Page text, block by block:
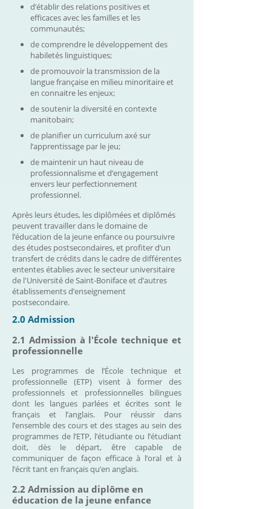
d’établir des relations positives et
efficaces avec les familles et les
communautés;
de comprendre le développement des
habiletés linguistiques;
de promouvoir la transmission de la
langue française en milieu minoritaire et
en connaitre les enjeux;
de soutenir la diversité en contexte
manitobain;
de planifier un curriculum axé sur
l’apprentissage par le jeu;
de maintenir un haut niveau de
professionnalisme et d’engagement
envers leur perfectionnement
professionnel.
Après leurs études, les diplômées et diplômés
peuvent travailler dans le domaine de
l’éducation de la jeune enfance ou poursuivre
des études postsecondaires, et profiter d’un
transfert de crédits dans le cadre de différentes
ententes établies avec le secteur universitaire
de l'Université de Saint-Boniface et d’autres
établissements d’enseignement
postsecondaire.
2.0 Admission
2.1 Admission à l'École technique et
professionnelle
Les programmes de l’École technique et
professionnelle (ETP) visent à former des
professionnels et professionnelles bilingues
dont les langues parlées et écrites sont le
français et l’anglais. Pour réussir dans
l’ensemble des cours et des stages au sein des
programmes de l’ETP, l’étudiante ou l’étudiant
doit, dès le départ, être capable de
communiquer de façon efficace à l’oral et à
l’écrit tant en français qu’en anglais.
2.2 Admission au diplôme en
éducation de la jeune enfance